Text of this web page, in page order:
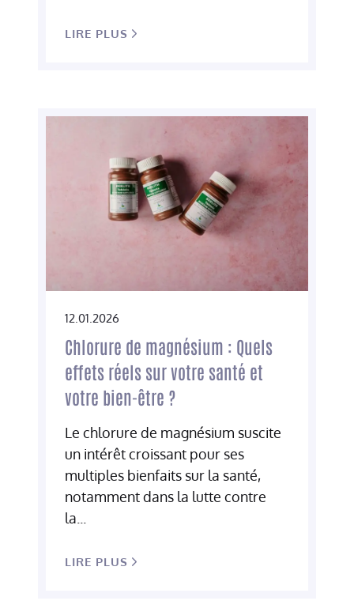
LIRE PLUS
12.01.2026
Chlorure de magnésium : Quels
effets réels sur votre santé et
votre bien-être ?
Le chlorure de magnésium suscite
un intérêt croissant pour ses
multiples bienfaits sur la santé,
notamment dans la lutte contre
la...
LIRE PLUS